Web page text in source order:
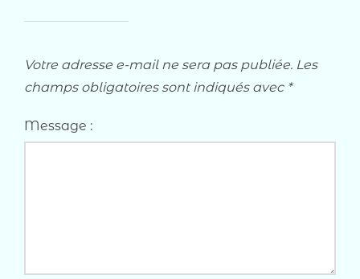
Votre adresse e-mail ne sera pas publiée. Les
champs obligatoires sont indiqués avec *
Message :